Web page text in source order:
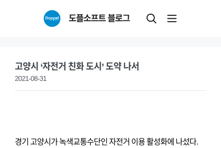
도플소프트 블로그
고양시 ‘자전거 친화 도시’ 도약 나서
2021-08-31
경기 고양시가 녹색교통수단인 자전거 이용 활성화에 나섰다.